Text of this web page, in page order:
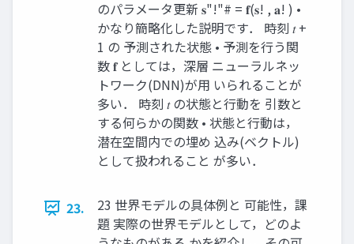
のパラメータ更新 𝐬"!"# = 𝐟(𝐬! , 𝐚! ) •
かなり簡略化した説明です． 時刻 𝑡 +
1 の 予測された状態 • 予測を行う関
数 𝐟 としては，深層 ニューラルネッ
トワーク(DNN)が用 いられることが
多い． 時刻 𝑡 の状態と行動を 引数と
する何らかの関数 • 状態と行動は，
潜在空間内での埋め 込み(ベクトル)
として扱われること が多い．
23.
23 世界モデルの具体例と 可能性，課
題 実際の世界モデルとして，どのよ